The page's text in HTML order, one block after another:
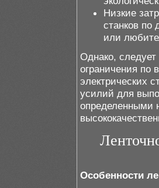
Низкие
станков по
или
Однако, следует
ограничения по
электрических
усилий для
определенными
Особенности